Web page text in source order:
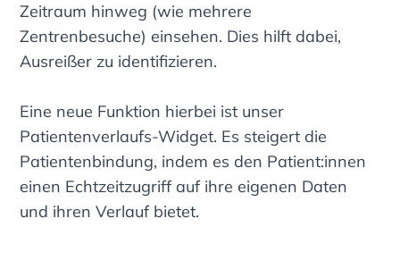
Zeitraum hinweg (wie mehrere
Zentrenbesuche) einsehen. Dies hilft dabei,
Ausreißer zu identifizieren.
Eine neue Funktion hierbei ist unser
Patientenverlaufs-Widget. Es steigert die
Patientenbindung, indem es den Patient:innen
einen Echtzeitzugriff auf ihre eigenen Daten
und ihren Verlauf bietet.